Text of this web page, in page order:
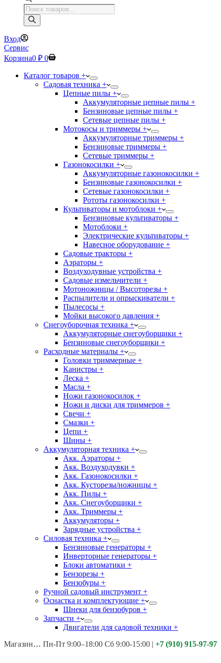
Поиск
товаров
Вход
Сервис
Корзина0 ₽ 0
Каталог товаров +
Садовая техника +
Цепные пилы +
Аккумуляторные цепные пилы +
Бензиновые цепные пилы +
Сетевые цепные пилы +
Мотокосы и триммеры +
Аккумуляторные триммеры +
Бензиновые триммеры +
Сетевые триммеры +
Газонокосилки +
Аккумуляторные газонокосилки +
Бензиновые газонокосилки +
Сетевые газонокосилки +
Рототы газонокосилки +
Культиваторы и мотоблоки +
Бензиновые культиваторы +
Мотоблоки +
Электрические культиваторы +
Навесное оборудование +
Садовые тракторы +
Аэраторы +
Воздуходувные устройства +
Садовые измельчители +
Мотоножницы / Высоторезы +
Распылители и опрыскиватели +
Пылесосы +
Мойки высокого давления +
Снегоуборочная техника +
Аккумуляторные снегоуборщики +
Бензиновые снегоуборщики +
Расходные материалы +
Головки триммерные +
Канистры +
Леска +
Масла +
Ножи газонокосилок +
Ножи и диски для триммеров +
Свечи +
Смазки +
Цепи +
Шины +
Аккумуляторная техника +
Акк. Аэраторы +
Акк. Воздуходувки +
Акк. Газонокосилки +
Акк. Кусторезы/ножницы +
Акк. Пилы +
Акк. Снегоуборщики +
Акк. Триммеры +
Аккумуляторы +
Зарядные устройства +
Силовая техника +
Бензиновые генераторы +
Инверторные генераторы +
Блоки автоматики +
Бензорезы +
Бензобуры +
Ручной садовый инструмент +
Оснастка и комплектующие +
Шнеки для бензобуров +
Запчасти +
Двигатели для садовой техники +
Магазины: Калуга ул. Московская д.113
Пн-Пт 9:00–18:00 Сб 9:00-15:00 | +7 (910) 915-97-97